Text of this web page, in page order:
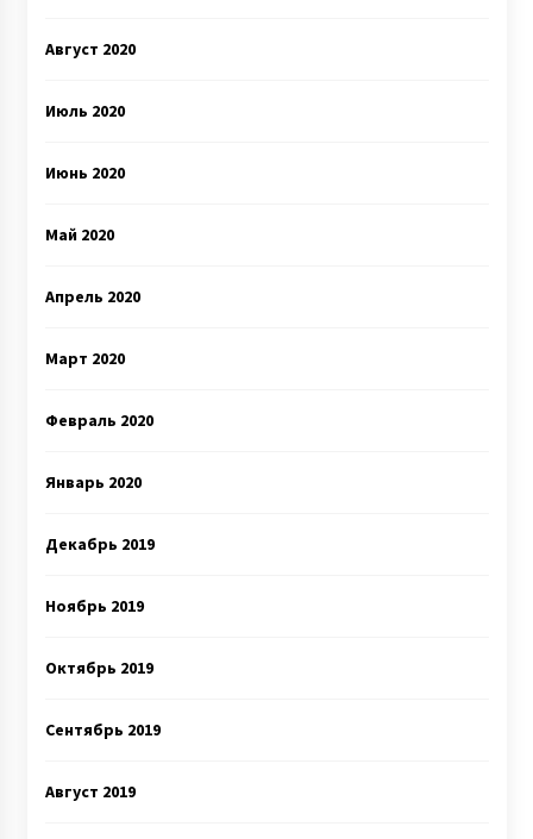
Август 2020
Июль 2020
Июнь 2020
Май 2020
Апрель 2020
Март 2020
Февраль 2020
Январь 2020
Декабрь 2019
Ноябрь 2019
Октябрь 2019
Сентябрь 2019
Август 2019